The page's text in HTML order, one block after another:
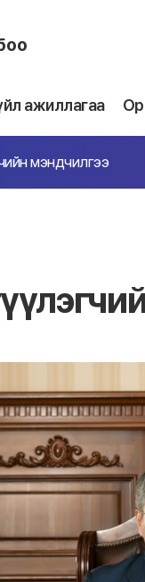
ажиллагаа
мэндчилгээ